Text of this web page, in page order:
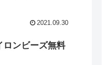
2021.09.30
ンビーズ無料